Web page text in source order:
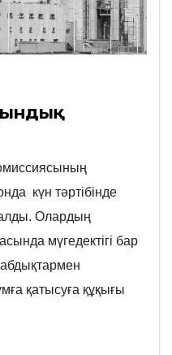
күн тәртібінде
Олардың
мүгедектігі бар
қатысуға құқығы